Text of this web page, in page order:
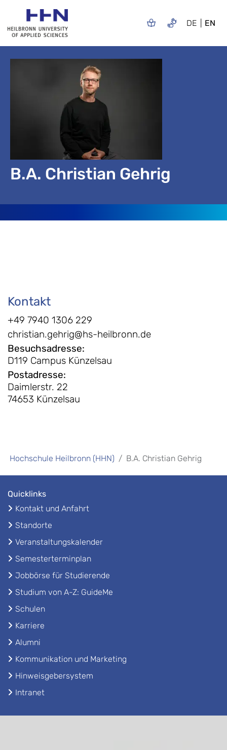
DE EN
B.A. Christian Gehrig
Kontakt
+49 7940 1306 229
christian.gehrig@hs-heilbronn.de
Besuchsadresse:
D119 Campus Künzelsau
Postadresse:
Daimlerstr. 22
74653 Künzelsau
Hochschule Heilbronn (HHN) B.A. Christian Gehrig
Quicklinks
Kontakt und Anfahrt
Standorte
Veranstaltungskalender
Semesterterminplan
Jobbörse für Studierende
Studium von A-Z: GuideMe
Schulen
Karriere
Alumni
Kommunikation und Marketing
Hinweisgebersystem
Intranet